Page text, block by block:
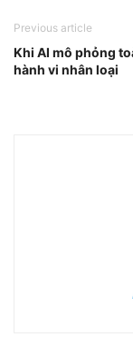
Previous article
Khi AI mô phỏng
hành vi nhân loại